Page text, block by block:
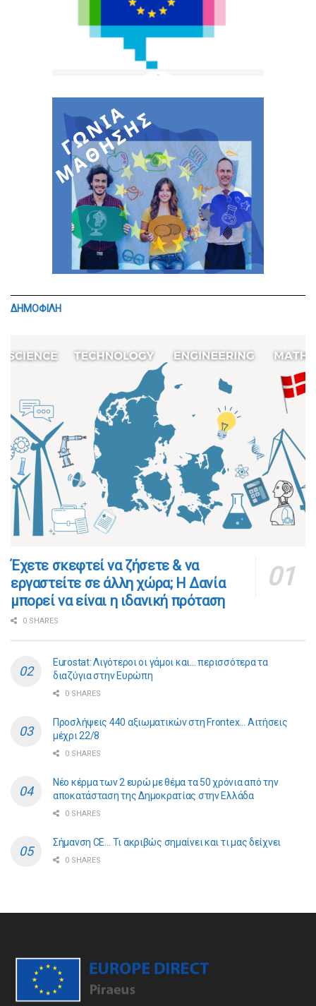
ΔΗΜΟΦΙΛΗ
​​Έχετε σκεφτεί να ζήσετε & να
εργαστείτε σε άλλη χώρα; Η Δανία
μπορεί να είναι η ιδανική πρόταση
0 SHARES
Eurostat: Λιγότεροι οι γάμοι και… περισσότερα τα
διαζύγια στην Ευρώπη
0 SHARES
Προσλήψεις 440 αξιωματικών στη Frontex… Αιτήσεις
μέχρι 22/8
0 SHARES
Νέο κέρμα των 2 ευρώ με θέμα τα 50 χρόνια από την
αποκατάσταση της Δημοκρατίας στην Ελλάδα
0 SHARES
Σήμανση CE… Τι ακριβώς σημαίνει και τι μας δείχνει
0 SHARES